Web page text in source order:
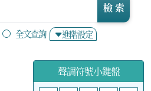
全文查詢 進階設定
檢 索
聲調符號小鍵盤